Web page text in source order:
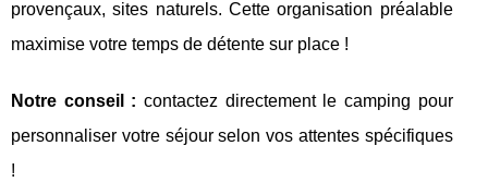
provençaux, sites naturels. Cette organisation préalable
maximise votre temps de détente sur place !
Notre conseil : contactez directement le camping pour
personnaliser votre séjour selon vos attentes spécifiques
!